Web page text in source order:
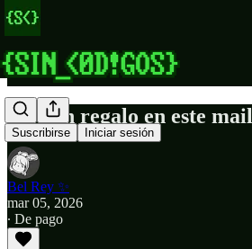
Suscribirse Iniciar sesión
Hay un regalo en este mail
Bel Rey ✨
mar 05, 2026
∙ De pago